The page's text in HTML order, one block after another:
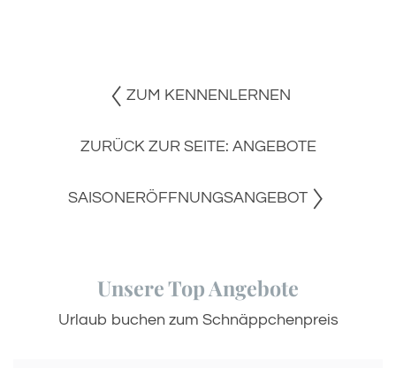
ZUM KENNENLERNEN
ZURÜCK ZUR SEITE: ANGEBOTE
SAISONERÖFFNUNGSANGEBOT
Unsere Top Angebote
Urlaub buchen zum Schnäppchenpreis